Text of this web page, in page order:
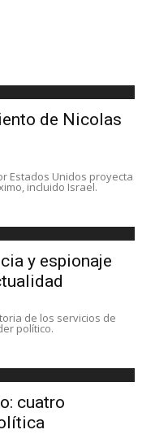
de Nicolas
Estados Unidos proyecta
incluido Israel.
y espionaje
de los servicios de
político.
cuatro